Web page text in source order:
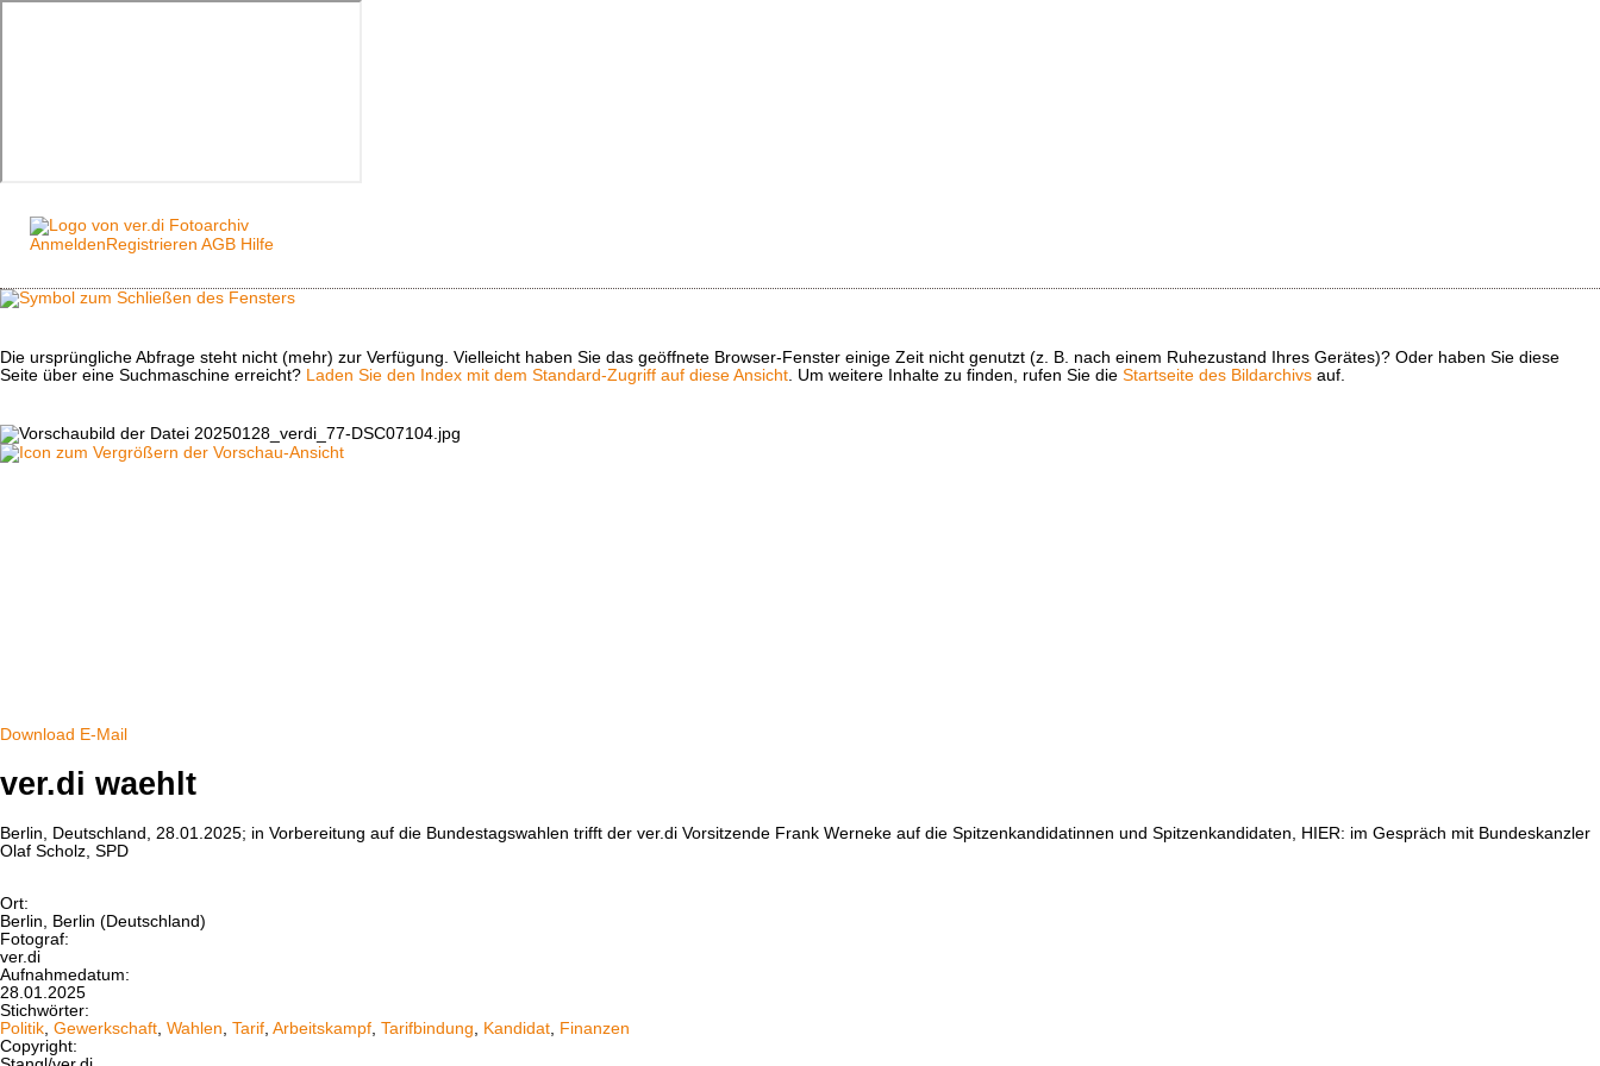
Anmelden Registrieren AGB Hilfe
Die ursprüngliche Abfrage steht nicht (mehr) zur Verfügung. Vielleicht haben Sie das geöffnete Browser-Fenster einige Zeit nicht genutzt (z. B. nach einem Ruhezustand Ihres Gerätes)? Oder haben Sie diese
Seite über eine Suchmaschine erreicht? Laden Sie den Index mit dem Standard-Zugriff auf diese Ansicht. Um weitere Inhalte zu finden, rufen Sie die Startseite des Bildarchivs auf.
Download E-Mail
ver.di waehlt
Berlin, Deutschland, 28.01.2025; in Vorbereitung auf die Bundestagswahlen trifft der ver.di Vorsitzende Frank Werneke auf die Spitzenkandidatinnen und Spitzenkandidaten, HIER: im Gespräch mit Bundeskanzler
Olaf Scholz, SPD
Ort:
Berlin, Berlin (Deutschland)
Fotograf:
ver.di
Aufnahmedatum:
28.01.2025
Stichwörter:
Politik, Gewerkschaft, Wahlen, Tarif, Arbeitskampf, Tarifbindung, Kandidat, Finanzen
Copyright: